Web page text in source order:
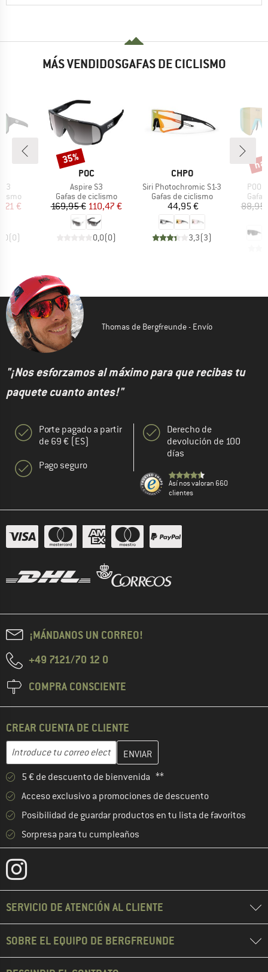
MÁS VENDIDOSGAFAS DE CICLISMO
3
reducido
€
(0)
MARCA
POC
Artículo
Aspire S3
Product group
Gafas de ciclismo
Precio
169,95 €Precio reducido
110,47 €
0,0(0)
Descuento
35%
MARCA
CHPO
Artículo
Siri Photochromic S1-3
Product group
Gafas de ciclismo
Precio
44,95 €
3,3(3)
P003
88,95
Thomas de Bergfreunde - Envío
"¡Nos esforzamos al máximo para que recibas tu
paquete cuanto antes!"
Porte pagado a partir
de 69 € (ES)
Pago seguro
Derecho de
devolución de 100
días
Así nos valoran 660
clientes
¡MÁNDANOS UN CORREO!
+49 7121/70 12 0
COMPRA CONSCIENTE
CREAR CUENTA DE CLIENTE
Dirección de correo electrónico
Introduce aquí tu dirección de correo electrónico y crea tu
5 € de descuento de bienvenida **
Acceso exclusivo a promociones de descuento
Posibilidad de guardar productos en tu lista de favoritos
Sorpresa para tu cumpleaños
SERVICIO DE ATENCIÓN AL CLIENTE
SOBRE EL EQUIPO DE BERGFREUNDE